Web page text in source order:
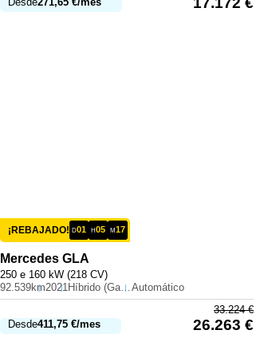
¡REBAJADO! D01 H05 M17
Mercedes GLA
250 e 160 kW (218 CV)
92.539km2021 Híbrido (Gasolina)Automático
Desde411,75 €/mes
33.224€
26.263 €